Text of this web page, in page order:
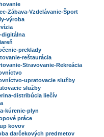
Zábava-Vzdelávanie-Šport
výroba
digitálna
preklady
reštaurácia
Stravovanie-Rekreácia
upratovacie služby
služby
distribúcia liečív
kúrenie-plyn
práce
kovov
darčekových predmetov